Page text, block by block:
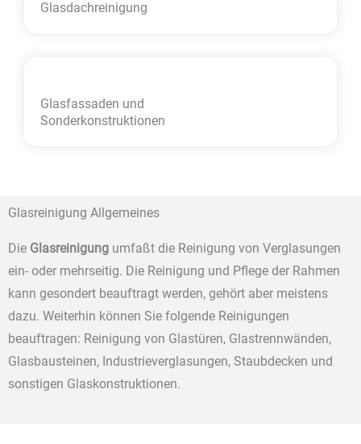
Glasdachreinigung
Glasfassaden und
Sonder­konstruktionen
Glasreinigung Allgemeines
Die Glasreinigung umfaßt die Reinigung von Verglasungen
ein- oder mehrseitig. Die Reinigung und Pflege der Rahmen
kann gesondert beauftragt werden, gehört aber meistens
dazu. Weiterhin können Sie folgende Reinigungen
beauftragen: Reinigung von Glastüren, Glastrennwänden,
Glasbausteinen, Industrieverglasungen, Staubdecken und
sonstigen Glaskonstruktionen.